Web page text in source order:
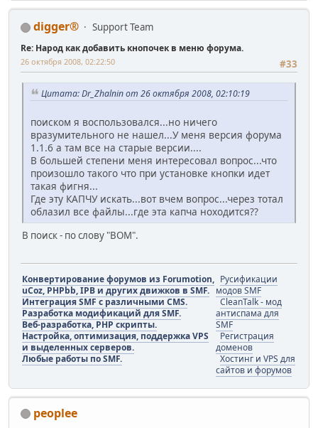
digger® Support Team
Re: Народ как добавить кнопочек в меню форума.
#33
26 октября 2008, 02:22:50
Цитата: Dr_Zhalnin от 26 октября 2008, 02:10:19
поиском я воспользовался...но ничего
вразумительного не нашел...У меня версия форума
1.1.6 а там все на старые версии....
В большей степени меня интересовал вопрос...что
произошло такого что при установке кнопки идет
такая фигня...
Где эту КАПЧУ искать...вот вчем вопрос...через тотал
облазил все файлы...где эта капча ноходится??
В поиск - по слову "BOM".
Конвертирование форумов из Forumotion,
uCoz, PHPbb, IPB и других движков в SMF.
Интеграция SMF с различными CMS.
Разработка модификаций для SMF.
Веб-разработка, PHP скрипты.
Настройка, оптимизация, поддержка VPS
и выделенных серверов.
Любые работы по SMF.
Русификации
модов SMF
CleanTalk - мод
антиспама для
SMF
Регистрация
доменов
Хостинг и VPS для
сайтов и форумов
peoplee